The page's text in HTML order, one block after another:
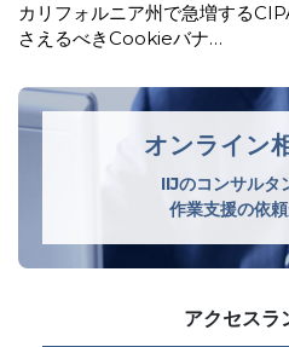
オランダデータ保護局 生成AI
GDPRガイドラインを公表
オンライン
IIJのコンサルタ
作業支援の依
アクセスラ